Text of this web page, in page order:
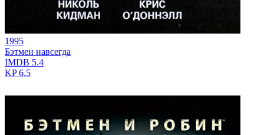
1995
Бэтмен навсегда
IMDB 5.4
KP6.5